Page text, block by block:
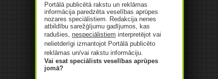
polifarmāciju
26/05/2025 Rakstīt komentāru
Portālā publicētā rakstu un reklāmas
informācija paredzēta veselības aprūpes
nozares speciālistiem. Redakcija nenes
atbildību sarežģījumu gadījumos, kas
radušies, nespeciālistiem interpretējot vai
nelietderīgi izmantojot Portālā publicēto
reklāmas un/vai rakstu informāciju.
Vai esat speciālists veselības aprūpes
jomā?